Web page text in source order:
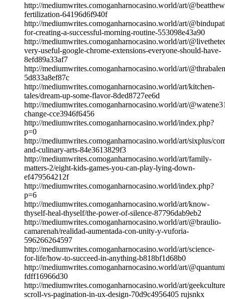
http://mediumwrites.comoganharnocasino.world/art/
fertilization-64196d6f940f
http://mediumwrites.comoganharnocasino.world/art/
for-creating-a-successful-morning-routine-553098e43a90
http://mediumwrites.comoganharnocasino.world/art/
very-useful-google-chrome-extensions-everyone-should-have-
8efd89a33af7
http://mediumwrites.comoganharnocasino.world/art/
5d833a8ef87c
http://mediumwrites.comoganharnocasino.world/art/kitchen-
tales/dream-up-some-flavor-8ded8727ee6d
http://mediumwrites.comoganharnocasino.world/art/
change-cce3946f6456
http://mediumwrites.comoganharnocasino.world/index.php?
p=0
http://mediumwrites.comoganharnocasino.world/art/sixplus/
and-culinary-arts-84e3613829f3
http://mediumwrites.comoganharnocasino.world/art/family-
matters-2/eight-kids-games-you-can-play-lying-down-
ef479564212f
http://mediumwrites.comoganharnocasino.world/index.php?
p=6
http://mediumwrites.comoganharnocasino.world/art/know-
thyself-heal-thyself/the-power-of-silence-87796dab9eb2
http://mediumwrites.comoganharnocasino.world/art/@braulio-
camarenah/realidad-aumentada-con-unity-y-vuforia-
596266264597
http://mediumwrites.comoganharnocasino.world/art/science-
for-life/how-to-succeed-in-anything-b818bf1d68b0
http://mediumwrites.comoganharnocasino.world/art/
fdff16966d30
http://mediumwrites.comoganharnocasino.world/art/
scroll-vs-pagination-in-ux-design-70d9c4956405 rujsnkx